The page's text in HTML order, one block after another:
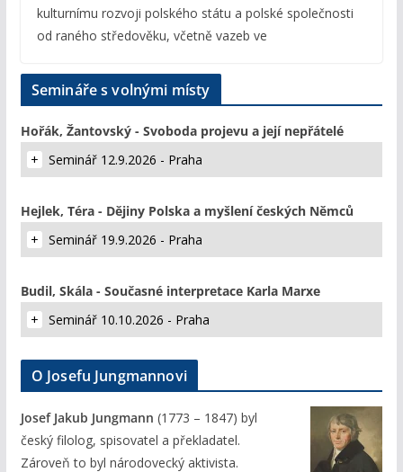
kulturnímu rozvoji polského státu a polské společnosti
od raného středověku, včetně vazeb ve
Semináře s volnými místy
Hořák, Žantovský - Svoboda projevu a její nepřátelé
Seminář 12.9.2026 - Praha
Hejlek, Téra - Dějiny Polska a myšlení českých Němců
Seminář 19.9.2026 - Praha
Budil, Skála - Současné interpretace Karla Marxe
Seminář 10.10.2026 - Praha
O Josefu Jungmannovi
Josef Jakub Jungmann (1773 – 1847) byl
český filolog, spisovatel a překladatel.
Zároveň to byl národovecký aktivista.